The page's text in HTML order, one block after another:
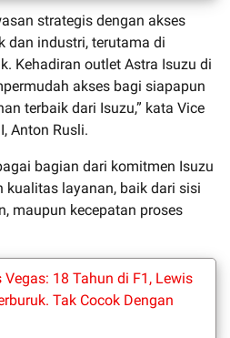
strategis dengan akses
dan industri, terutama di
Kehadiran outlet Astra Isuzu di
akses bagi siapapun
terbaik dari Isuzu,” kata Vice
Anton Rusli.
bagian dari komitmen Isuzu
kualitas layanan, baik dari sisi
maupun kecepatan proses
Vegas: 18 Tahun di F1, Lewis
Tak Cocok Dengan